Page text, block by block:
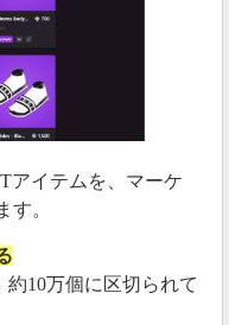
アイテムを、マーケ
す。
約10万個に区切られて